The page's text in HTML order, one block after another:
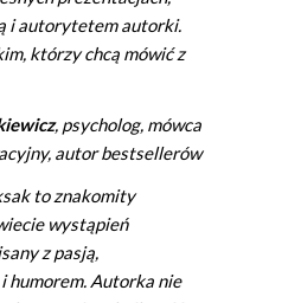
i autorytetem autorki.
którzy chcą mówić z
, psycholog, mówca
autor bestsellerów
to znakomity
wystąpień
z pasją,
humorem. Autorka nie